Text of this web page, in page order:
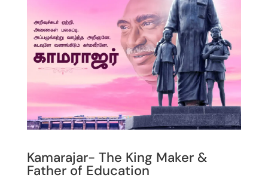
Kamarajar- The King Maker &
Father of Education